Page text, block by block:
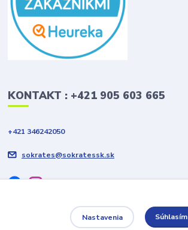
KONTAKT : +421 905 603 665
+421 346242050
sokrates@sokratessk.sk
Nastavenia Súhlasím